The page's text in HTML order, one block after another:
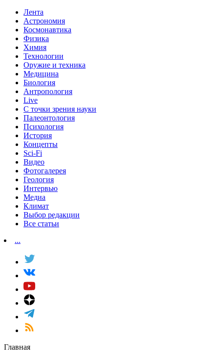
Лента
Астрономия
Космонавтика
Физика
Химия
Технологии
Оружие и техника
Медицина
Биология
Антропология
Live
С точки зрения науки
Палеонтология
Психология
История
Концепты
Sci-Fi
Видео
Фотогалерея
Геология
Интервью
Медиа
Климат
Выбор редакции
Все статьи
...
Главная